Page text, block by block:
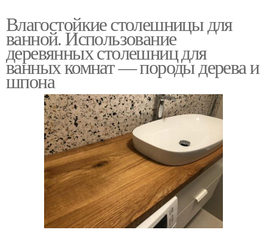
Влагостойкие столешницы для
ванной. Использование
деревянных столешниц для
ванных комнат — породы дерева и
шпона